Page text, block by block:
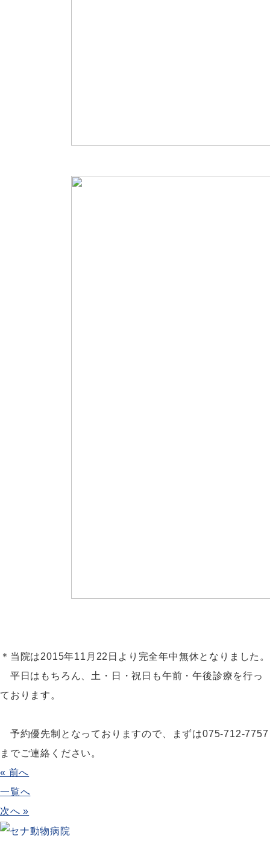
＊当院は2015年11月22日より完全年中無休となりました。
平日はもちろん、土・日・祝日も午前・午後診療を行っ
ております。
予約優先制となっておりますので、まずは075-712-7757
までご連絡ください。
« 前へ
一覧へ
次へ »